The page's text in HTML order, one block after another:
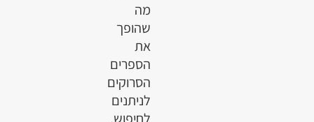
מה
שהופך
את
הספרים
הסרוקים
לניתנים